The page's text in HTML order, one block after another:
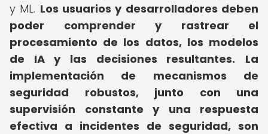
y ML. Los usuarios y desarrolladores deben
poder comprender y rastrear el
procesamiento de los datos, los modelos
de IA y las decisiones resultantes.
La
implementación de mecanismos de
seguridad robustos, junto con una
supervisión constante y una respuesta
efectiva a incidentes de seguridad, son